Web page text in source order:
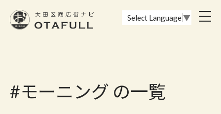
Select Language ▼
#モーニング の一覧